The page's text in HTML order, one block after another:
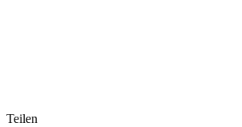
Teilen